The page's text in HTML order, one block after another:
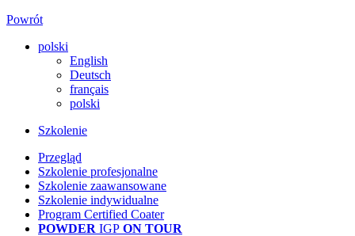
Powrót
polski
English
Deutsch
français
polski
Szkolenie
Przegląd
Szkolenie profesjonalne
Szkolenie zaawansowane
Szkolenie indywidualne
Program Certified Coater
POWDER IGP ON TOUR